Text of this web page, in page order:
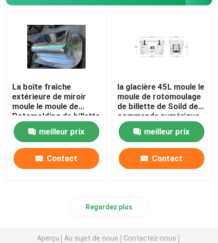
La boîte fraîche
extérieure de miroir
moule le moule de
Rotomolding de billette
de commande
numérique par
ordinateur Soild
meilleur prix
Contact
la glacière 45L moule le
moule de rotomoulage
de billette de Soild de
commande numérique
par ordinateur en
aluminiummeilleur prix
Contact
Regardez plus
Aperçu Au sujet de nous Contactez-nous